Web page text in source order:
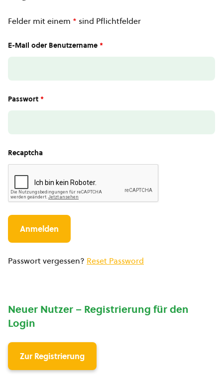
Felder mit einem * sind Pflichtfelder
E-Mail oder Benutzername *
Passwort *
Recaptcha
Passwort vergessen? Reset Password
Neuer Nutzer – Registrierung für den
Login
Zur Registrierung